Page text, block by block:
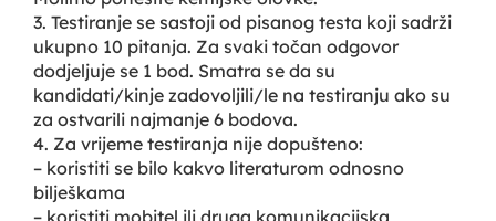
3. Testiranje se sastoji od pisanog testa koji sadrži
ukupno 10 pitanja. Za svaki točan odgovor
dodjeljuje se 1 bod. Smatra se da su
kandidati/kinje zadovoljili/le na testiranju ako su
za ostvarili najmanje 6 bodova.
4. Za vrijeme testiranja nije dopušteno:
– koristiti se bilo kakvo literaturom odnosno
bilješkama